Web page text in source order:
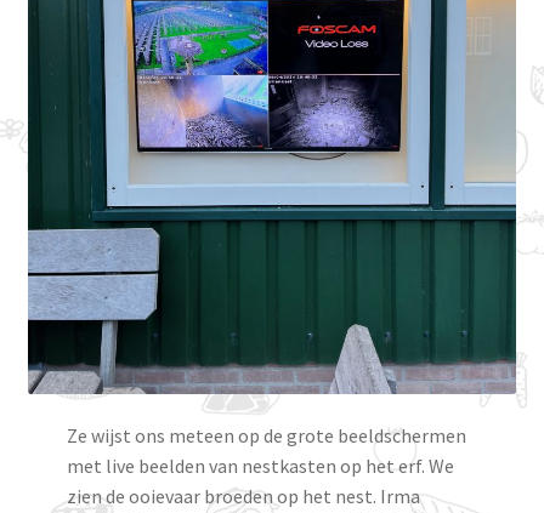
Ze wijst ons meteen op de grote beeldschermen
met live beelden van nestkasten op het erf. We
zien de ooievaar broeden op het nest. Irma